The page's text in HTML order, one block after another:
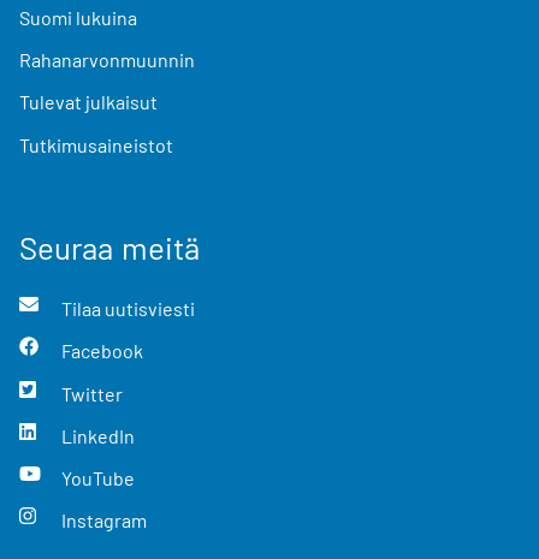
Suomi lukuina
Rahanarvonmuunnin
Tulevat julkaisut
Tutkimusaineistot
Seuraa meitä
Tilaa uutisviesti
Facebook
Twitter
LinkedIn
YouTube
Instagram